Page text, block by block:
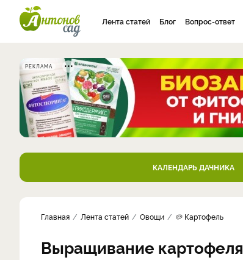
Лента статей Блог Вопрос-ответ
РЕКЛАМА
КАЛЕНДАРЬ ДАЧНИКА
Главная Лента статей Овощи 🥔 Картофель
Выращивание картофеля